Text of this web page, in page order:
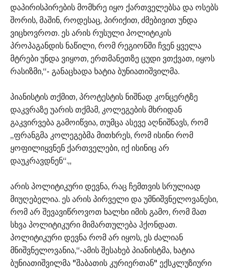
დაპირისპირების მომხრე იყო ქართველებსა და ოსებს
შორის, მაშინ, როდესაც, პირიქით, ძმებივით უნდა
ვიცხოვროთ. ეს არის რუსული პოლიტიკის
პროპაგანდის ნაწილი, რომ რეგიონში ჩვენ ყველა
მტრები უნდა ვიყოთ, ერთმანეთზე ცუდი ვთქვათ, იყოს
რასიზმი,“- განაცხადა ხატია ბუნიათიშვილმა.
პიანისტის თქმით, პროტესტის ნიშნად კონცერტზე
დაკვრაზე უარის თქმამ, კოლეგების მხრიდან
გაკვირვება გამოიწვია, თუმცა ასევე აღნიშნავს, რომ
„ფრანგმა კოლეგებმა მითხრეს, რომ ისინი რომ
ყოფილიყვნენ ქართველები, იქ ისინიც არ
დაუკრავდნენ“.„
არის პოლიტიკური დევნა, რაც ჩემთვის სრულიად
მიუღებელია. ეს არის პირველი და უმნიშვნელოვანესი,
რომ არ შევავიწროვოთ ხალხი იმის გამო, რომ მათ
სხვა პოლიტიკური მიმართულება ჰქონდათ.
პოლიტიკური დევნა რომ არ იყოს, ეს ძალიან
მნიშვნელოვანია,“-ამის შესახებ პიანისტმა, ხატია
ბუნიათიშვილმა "შაბათის კურიერთან" ექსკლუზიური